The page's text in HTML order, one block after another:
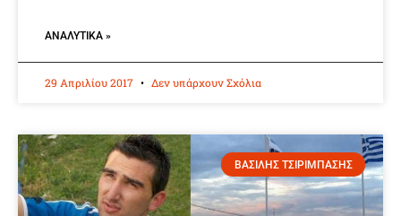
ΑΝΑΛΥΤΙΚΆ »
29 Απριλίου 2017 Δεν υπάρχουν Σχόλια
ΒΑΣΙΛΗΣ ΤΣΙΡΙΜΠΑΣΗΣ